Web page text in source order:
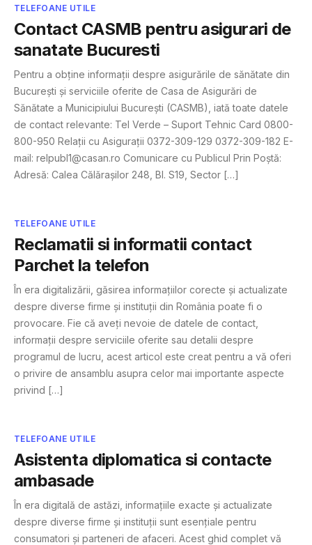
TELEFOANE UTILE
Contact CASMB pentru asigurari de
sanatate Bucuresti
Pentru a obține informații despre asigurările de sănătate din
București și serviciile oferite de Casa de Asigurări de
Sănătate a Municipiului București (CASMB), iată toate datele
de contact relevante: Tel Verde – Suport Tehnic Card 0800-
800-950 Relații cu Asigurații 0372-309-129 0372-309-182 E-
mail: relpubl1@casan.ro Comunicare cu Publicul Prin Poștă:
Adresă: Calea Călărașilor 248, Bl. S19, Sector […]
TELEFOANE UTILE
Reclamatii si informatii contact
Parchet la telefon
În era digitalizării, găsirea informațiilor corecte și actualizate
despre diverse firme și instituții din România poate fi o
provocare. Fie că aveți nevoie de datele de contact,
informații despre serviciile oferite sau detalii despre
programul de lucru, acest articol este creat pentru a vă oferi
o privire de ansamblu asupra celor mai importante aspecte
privind […]
TELEFOANE UTILE
Asistenta diplomatica si contacte
ambasade
În era digitală de astăzi, informațiile exacte și actualizate
despre diverse firme și instituții sunt esențiale pentru
consumatori și parteneri de afaceri. Acest ghid complet vă